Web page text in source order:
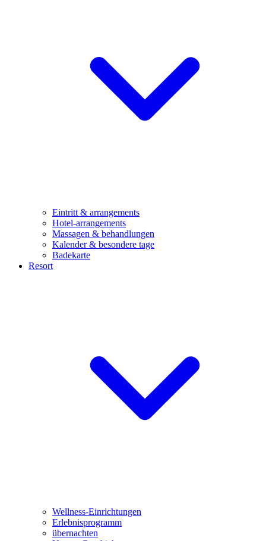
Eintritt & arrangements
Hotel-arrangements
Massagen & behandlungen
Kalender & besondere tage
Badekarte
Resort
Wellness-Einrichtungen
Erlebnisprogramm
übernachten